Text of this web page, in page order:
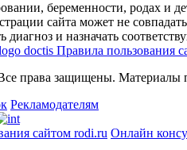
беременности, родах и
сайта может не
диагноз и назначать
Правила пользования
права защищены. Материалы
Рекламодателям
сайтом rodi.ru Онлайн